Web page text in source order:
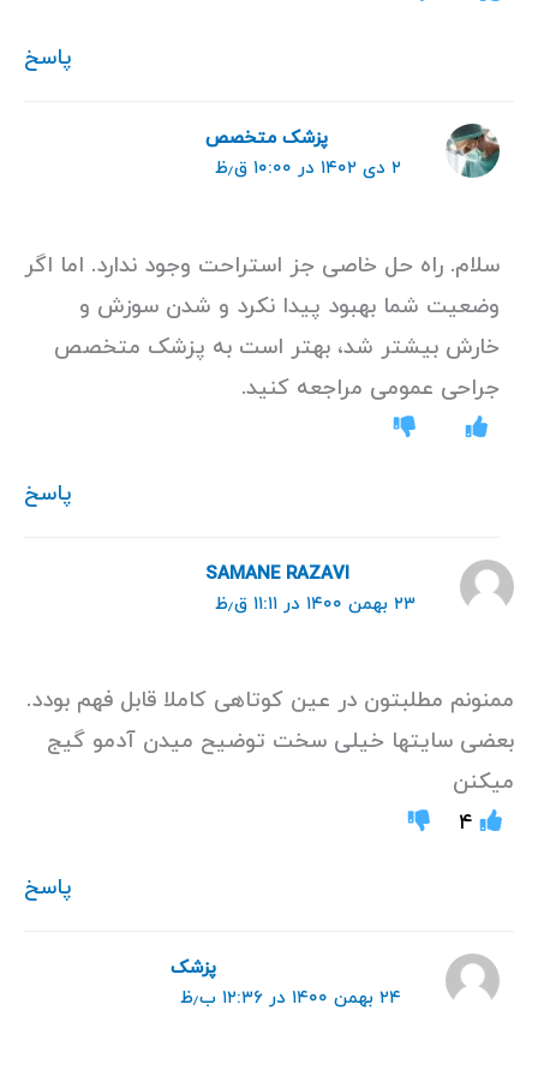
پاسخ
پزشک متخصص
۲ دی ۱۴۰۲ در ۱۰:۰۰ ق٫ظ
سلام. راه حل خاصی جز استراحت وجود ندارد. اما اگر
وضعیت شما بهبود پیدا نکرد و شدن سوزش و
خارش بیشتر شد، بهتر است به پزشک متخصص
جراحی عمومی مراجعه کنید.
پاسخ
SAMANE RAZAVI
۲۳ بهمن ۱۴۰۰ در ۱۱:۱۱ ق٫ظ
ممنونم مطلبتون در عین کوتاهی کاملا قابل فهم بودد.
بعضی سایتها خیلی سخت توضیح میدن آدمو گیج
میکنن
۴
پاسخ
پزشک
۲۴ بهمن ۱۴۰۰ در ۱۲:۳۶ ب٫ظ